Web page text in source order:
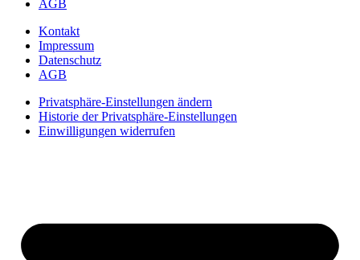
AGB
Kontakt
Impressum
Datenschutz
AGB
Privatsphäre-Einstellungen ändern
Historie der Privatsphäre-Einstellungen
Einwilligungen widerrufen